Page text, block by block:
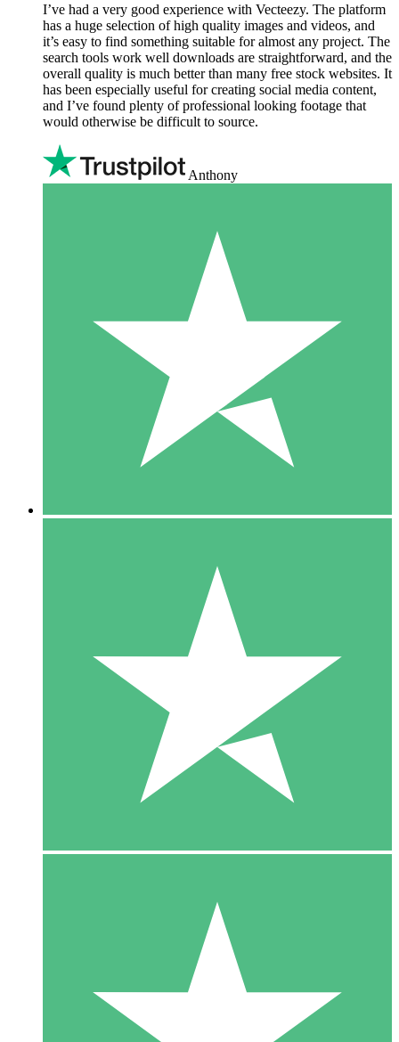
I’ve had a very good experience with Vecteezy. The platform
has a huge selection of high quality images and videos, and
it’s easy to find something suitable for almost any project. The
search tools work well downloads are straightforward, and the
overall quality is much better than many free stock websites. It
has been especially useful for creating social media content,
and I’ve found plenty of professional looking footage that
would otherwise be difficult to source.
Anthony